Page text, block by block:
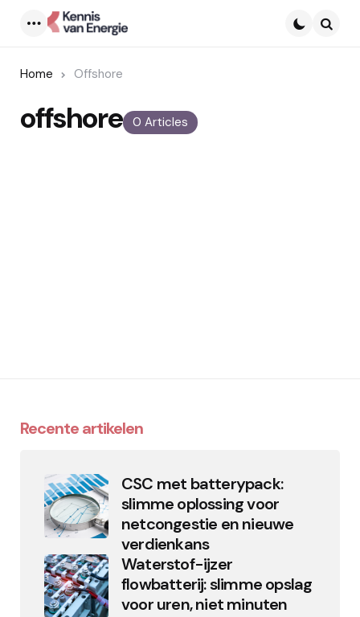
Home Offshore
0 Articles
offshore
Recente artikelen
CSC met batterypack:
slimme oplossing voor
netcongestie en nieuwe
verdienkans
Waterstof-ijzer
flowbatterij: slimme opslag
voor uren, niet minuten